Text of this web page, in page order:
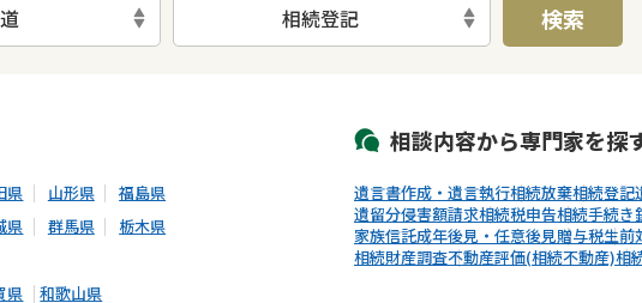
相続登記 検索
県 山形県
福島県
県 群馬県
栃木県
県 和歌山県
相談内容から専門家を探
遺言書作成・遺言執行相続放棄相続登記
遺留分侵害額請求相続税申告相続手続き
家族信託成年後見・任意後見贈与税生前
相続財産調査不動産評価(相続不動産)相